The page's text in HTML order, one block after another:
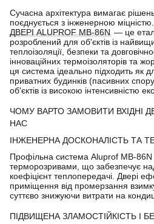
Сучасна архітектура вимагає
поєднується з інженерною міцністю.
ДВЕРІ ALUPROF MB-86N — це
розроблений для об'єктів із
теплоізоляції, безпеки та
інноваційних термоізоляторів та
ця система ідеально підходить як
приватних будинків (пасивних
об'єктів із високою інтенсивністю
ЧОМУ ВАРТО ЗАМОВИТИ ВХІДНІ
НАС
ІНЖЕНЕРНА ДОСКОНАЛІСТЬ ТА
Профільна система Aluprof MB-
терморозривами, що забезпечує
коефіцієнт теплопередачі. Двері
приміщення від промерзання взимку
суттєво знижуючи витрати на
ПІДВИЩЕНА ЗЛАМОСТІЙКІСТЬ І